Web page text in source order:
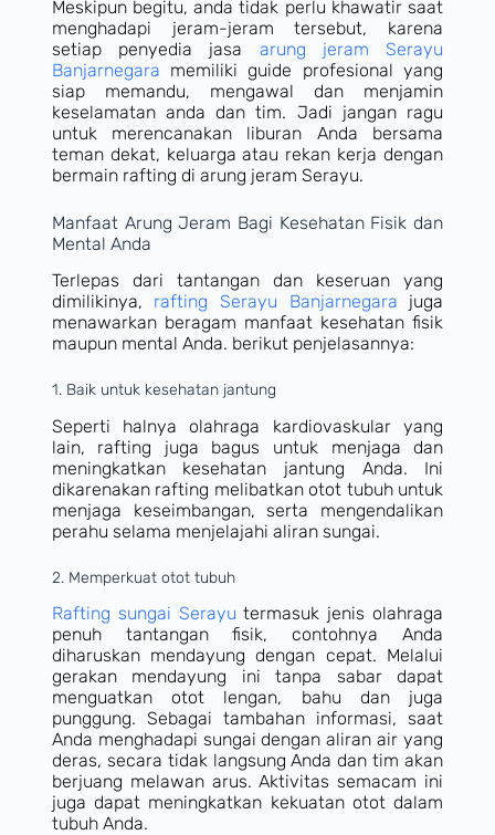
Meskipun begitu, anda tidak perlu khawatir saat
menghadapi jeram-jeram tersebut, karena
setiap penyedia jasa arung jeram Serayu
Banjarnegara memiliki guide profesional yang
siap memandu, mengawal dan menjamin
keselamatan anda dan tim. Jadi jangan ragu
untuk merencanakan liburan Anda bersama
teman dekat, keluarga atau rekan kerja dengan
bermain rafting di arung jeram Serayu.
Manfaat Arung Jeram Bagi Kesehatan Fisik dan
Mental Anda
Terlepas dari tantangan dan keseruan yang
dimilikinya, rafting Serayu Banjarnegara juga
menawarkan beragam manfaat kesehatan fisik
maupun mental Anda. berikut penjelasannya:
1. Baik untuk kesehatan jantung
Seperti halnya olahraga kardiovaskular yang
lain, rafting juga bagus untuk menjaga dan
meningkatkan kesehatan jantung Anda. Ini
dikarenakan rafting melibatkan otot tubuh untuk
menjaga keseimbangan, serta mengendalikan
perahu selama menjelajahi aliran sungai.
2. Memperkuat otot tubuh
Rafting sungai Serayu termasuk jenis olahraga
penuh tantangan fisik, contohnya Anda
diharuskan mendayung dengan cepat. Melalui
gerakan mendayung ini tanpa sabar dapat
menguatkan otot lengan, bahu dan juga
punggung. Sebagai tambahan informasi, saat
Anda menghadapi sungai dengan aliran air yang
deras, secara tidak langsung Anda dan tim akan
berjuang melawan arus. Aktivitas semacam ini
juga dapat meningkatkan kekuatan otot dalam
tubuh Anda.